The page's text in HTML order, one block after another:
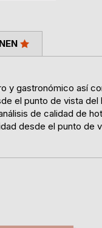
y gastronómico así
el punto de vista del
de calidad de
desde el punto de